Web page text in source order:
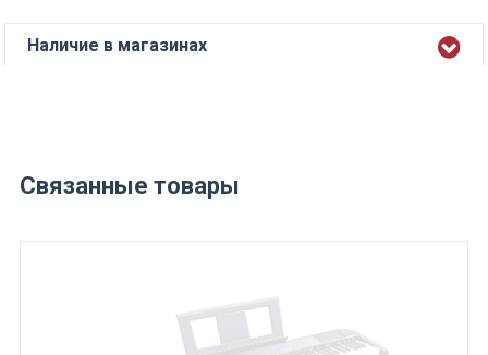
Наличие в магазинах
Связанные товары